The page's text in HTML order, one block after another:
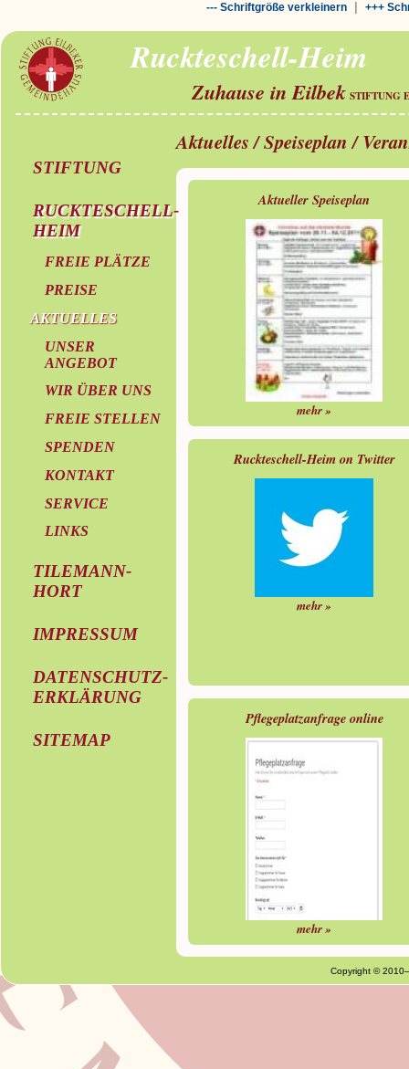
--- Schriftgröße verkleinern| +++
Ruckteschell-Heim
Zuhause in Eilbek STIFTUNG
STIFTUNG
RUCKTESCHELL-
HEIM
FREIE PLÄTZE
PREISE
AKTUELLES
UNSER
ANGEBOT
WIR ÜBER UNS
FREIE STELLEN
SPENDEN
KONTAKT
SERVICE
LINKS
TILEMANN-
HORT
IMPRESSUM
DATENSCHUTZ-
ERKLÄRUNG
SITEMAP
Aktuelles / Speiseplan /
Aktueller Speiseplan
mehr »
Ruckteschell-Heim on Twitter
mehr »
Pflegeplatzanfrage online
mehr »
Copyright ©